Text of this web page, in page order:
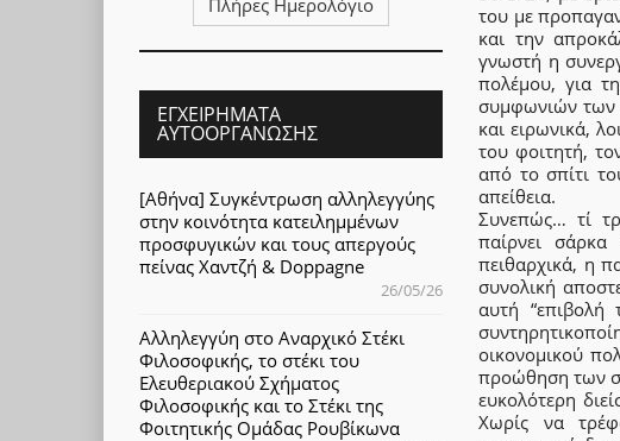
του με
και την
γνωστή η
πολέμου, για
συμφωνιών των
και ειρωνικά,
του φοιτητή,
από το σπίτι
απείθεια.
Συνεπώς… τί
παίρνει
πειθαρχικά, η
συνολική
αυτή
οικονομικού
προώθηση των
ευκολότερη
Χωρίς να
Πλήρες Ημερολόγιο
ΕΓΧΕΙΡΉΜΑΤΑ
ΑΥΤΟΟΡΓΆΝΩΣΗΣ
[Αθήνα] Συγκέντρωση αλληλεγγύης
στην κοινότητα κατειλημμένων
προσφυγικών και τους απεργούς
πείνας Χαντζή & Doppagne
26/05/26
Αλληλεγγύη στο Αναρχικό Στέκι
Φιλοσοφικής, το στέκι του
Ελευθεριακού Σχήματος
Φιλοσοφικής και το Στέκι της
Φοιτητικής Ομάδας Ρουβίκωνα